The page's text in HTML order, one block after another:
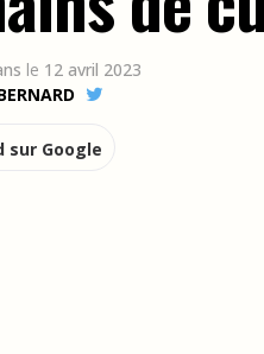
le 12 avril 2023
sur Google